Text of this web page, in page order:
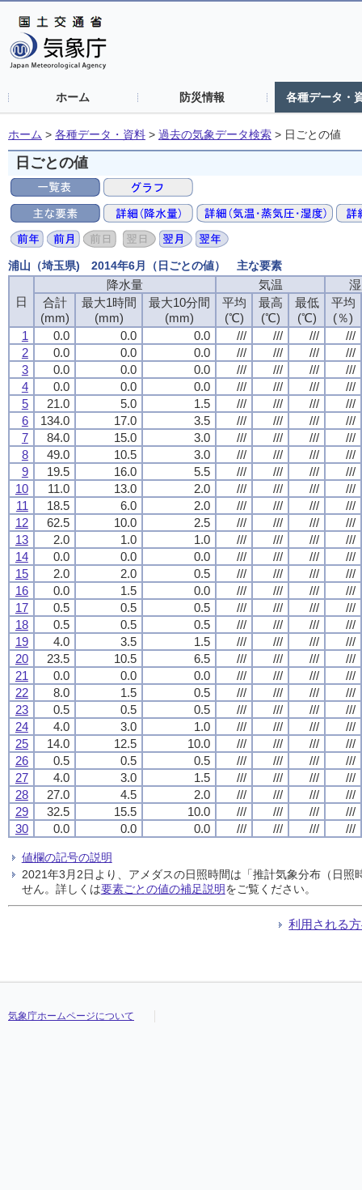
ホーム 防災情報 各種データ・
ホーム > 各種データ・資料 > 過去の気象データ検索 > 日ごとの値
日ごとの値
浦山（埼玉県) 2014年6月（日ごとの値） 主な要素
日
降水量 気温
合計
(mm)
最大1時間
(mm)
最大10分間
(mm)
平均
(℃)
最高
(℃)
最低
(℃)
平均
(％)
1
0.0 0.0 0.0 /// /// ///
///
2
0.0 0.0 0.0 /// /// ///
///
3
0.0 0.0 0.0 /// /// ///
///
4
0.0 0.0 0.0 /// /// ///
///
5
21.0 5.0 1.5 /// /// ///
///
6
134.0 17.0 3.5 /// /// ///
///
7
84.0 15.0 3.0 /// /// ///
///
8
49.0 10.5 3.0 /// /// ///
///
9
19.5 16.0 5.5 /// /// ///
///
10
11.0 13.0 2.0 /// /// ///
///
11
18.5 6.0 2.0 /// /// ///
///
12
62.5 10.0 2.5 /// /// ///
///
13
2.0 1.0 1.0 /// /// ///
///
14
0.0 0.0 0.0 /// /// ///
///
15
2.0 2.0 0.5 /// /// ///
///
16
0.0 1.5 0.0 /// /// ///
///
17
0.5 0.5 0.5 /// /// ///
///
18
0.5 0.5 0.5 /// /// ///
///
19
4.0 3.5 1.5 /// /// ///
///
20
23.5 10.5 6.5 /// /// ///
///
21
0.0 0.0 0.0 /// /// ///
///
22
8.0 1.5 0.5 /// /// ///
///
23
0.5 0.5 0.5 /// /// ///
///
24
4.0 3.0 1.0 /// /// ///
///
25
14.0 12.5 10.0 /// /// ///
///
26
0.5 0.5 0.5 /// /// ///
///
27
4.0 3.0 1.5 /// /// ///
///
28
27.0 4.5 2.0 /// /// ///
///
29
32.5 15.5 10.0 /// /// ///
///
30
0.0 0.0 0.0 /// /// /// ///
値欄の記号の説明
2021年3月2日より、アメダスの日照時間は「推計気象分布（日
せん。詳しくは要素ごとの値の補足説明をご覧ください。
利用される
気象庁ホームページについて